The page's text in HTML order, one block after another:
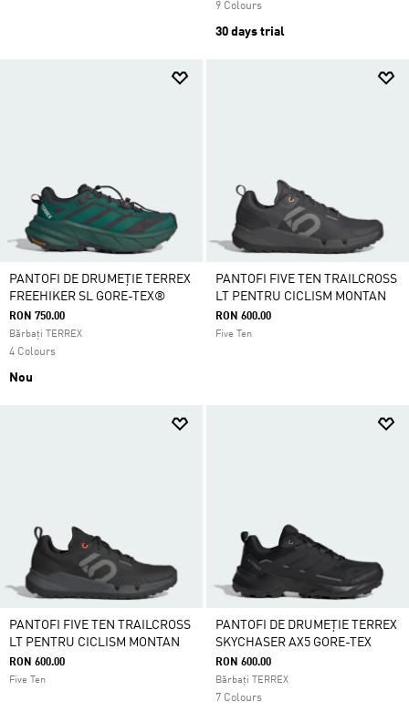
9 Colours
30 days trial
PANTOFI DE DRUMEȚIE TERREX
FREEHIKER SL GORE-TEX®
RON 750.00
Bărbați TERREX
4 Colours
Nou
PANTOFI FIVE TEN TRAILCROSS
LT PENTRU CICLISM MONTAN
RON 600.00
Five Ten
PANTOFI FIVE TEN TRAILCROSS
LT PENTRU CICLISM MONTAN
RON 600.00
Five Ten
PANTOFI DE DRUMEȚIE TERREX
SKYCHASER AX5 GORE-TEX
RON 600.00
Bărbați TERREX
7 Colours